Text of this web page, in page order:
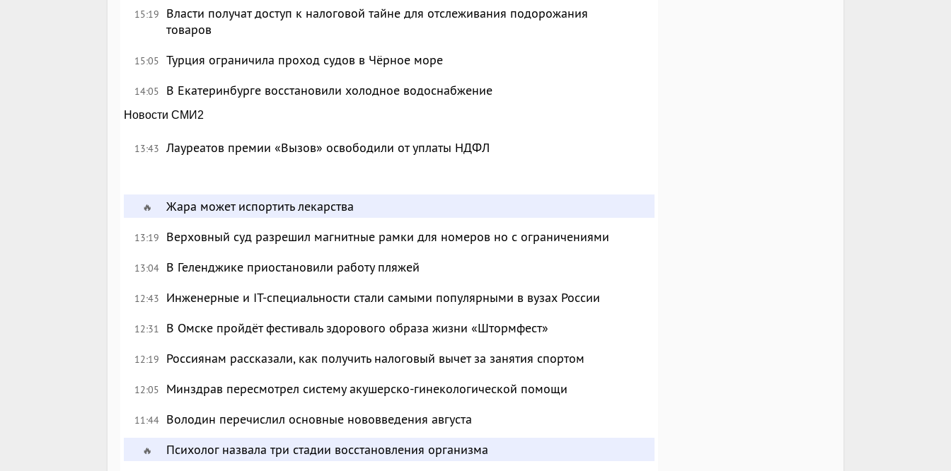
15:19
Власти получат доступ к налоговой тайне для отслеживания подорожания
товаров
15:05 Турция ограничила проход судов в Чёрное море
14:05 В Екатеринбурге восстановили холодное водоснабжение
Новости СМИ2
13:43 Лауреатов премии «Вызов» освободили от уплаты НДФЛ
🔥 Жара может испортить лекарства
13:19 Верховный суд разрешил магнитные рамки для номеров но с ограничениями
13:04 В Геленджике приостановили работу пляжей
12:43 Инженерные и IT-специальности стали самыми популярными в вузах России
12:31 В Омске пройдёт фестиваль здорового образа жизни «Штормфест»
12:19 Россиянам рассказали, как получить налоговый вычет за занятия спортом
12:05 Минздрав пересмотрел систему акушерско-гинекологической помощи
11:44 Володин перечислил основные нововведения августа
🔥 Психолог назвала три стадии восстановления организма